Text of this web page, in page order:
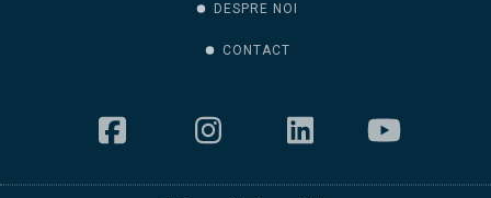
DESPRE NOI
CONTACT